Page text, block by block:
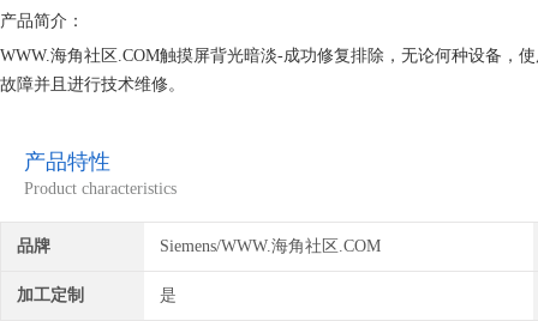
产品简介：
WWW.海角社区.COM触摸屏背光暗淡-成功修复排除，无论何种设备，
故障并且进行技术维修。
检测，可持续合作发展模式面对所有大小客户，因为
产品特性
Product characteristics
品牌 Siemens/WWW.海角社区.COM
加工定制 是